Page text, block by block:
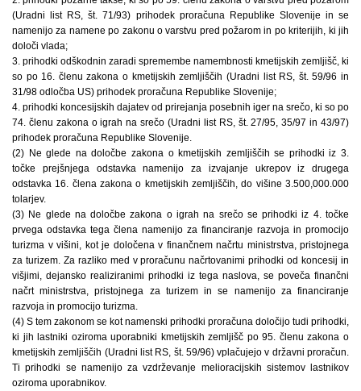
(Uradni list RS, št. 71/93) prihodek proračuna Republike Slovenije in se
namenijo za namene po zakonu o varstvu pred požarom in po kriterijih, ki jih
določi vlada;
3. prihodki odškodnin zaradi spremembe namembnosti kmetijskih zemljišč, ki
so po 16. členu zakona o kmetijskih zemljiščih (Uradni list RS, št. 59/96 in
31/98 odločba US) prihodek proračuna Republike Slovenije;
4. prihodki koncesijskih dajatev od prirejanja posebnih iger na srečo, ki so po
74. členu zakona o igrah na srečo (Uradni list RS, št. 27/95, 35/97 in 43/97)
prihodek proračuna Republike Slovenije.
(2) Ne glede na določbe zakona o kmetijskih zemljiščih se prihodki iz 3.
točke prejšnjega odstavka namenijo za izvajanje ukrepov iz drugega
odstavka 16. člena zakona o kmetijskih zemljiščih, do višine 3.500,000.000
tolarjev.
(3) Ne glede na določbe zakona o igrah na srečo se prihodki iz 4. točke
prvega odstavka tega člena namenijo za financiranje razvoja in promocijo
turizma v višini, kot je določena v finančnem načrtu ministrstva, pristojnega
za turizem. Za razliko med v proračunu načrtovanimi prihodki od koncesij in
višjimi, dejansko realiziranimi prihodki iz tega naslova, se poveča finančni
načrt ministrstva, pristojnega za turizem in se namenijo za financiranje
razvoja in promocijo turizma.
(4) S tem zakonom se kot namenski prihodki proračuna določijo tudi prihodki,
ki jih lastniki oziroma uporabniki kmetijskih zemljišč po 95. členu zakona o
kmetijskih zemljiščih (Uradni list RS, št. 59/96) vplačujejo v državni proračun.
Ti prihodki se namenijo za vzdrževanje melioracijskih sistemov lastnikov
oziroma uporabnikov.